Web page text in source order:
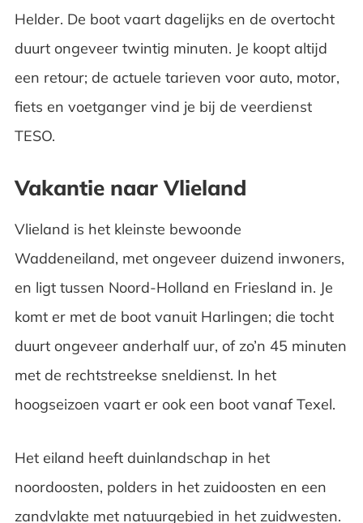
Helder. De boot vaart dagelijks en de overtocht
duurt ongeveer twintig minuten. Je koopt altijd
een retour; de actuele tarieven voor auto, motor,
fiets en voetganger vind je bij de veerdienst
TESO.
Vakantie naar Vlieland
Vlieland is het kleinste bewoonde
Waddeneiland, met ongeveer duizend inwoners,
en ligt tussen Noord-Holland en Friesland in. Je
komt er met de boot vanuit Harlingen; die tocht
duurt ongeveer anderhalf uur, of zo’n 45 minuten
met de rechtstreekse sneldienst. In het
hoogseizoen vaart er ook een boot vanaf Texel.
Het eiland heeft duinlandschap in het
noordoosten, polders in het zuidoosten en een
zandvlakte met natuurgebied in het zuidwesten.